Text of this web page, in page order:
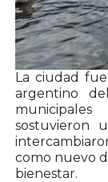
La ciudad
argentino
sostuvieron
como nuevo
bienestar.